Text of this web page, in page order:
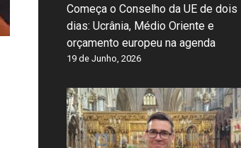
Começa o Conselho da UE de dois
dias: Ucrânia, Médio Oriente e
orçamento europeu na agenda
19 de Junho, 2026